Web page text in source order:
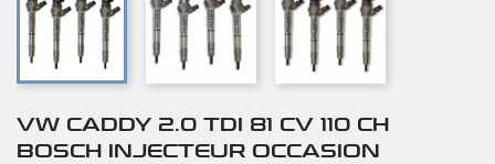
VW CADDY 2.0 TDI 81 CV 110 CH
BOSCH INJECTEUR OCCASION